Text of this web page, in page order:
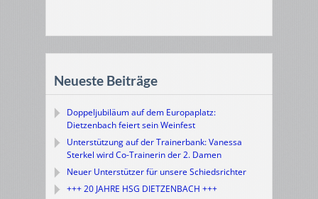
Neueste Beiträge
Doppeljubiläum auf dem Europaplatz:
Dietzenbach feiert sein Weinfest
Unterstützung auf der Trainerbank: Vanessa
Sterkel wird Co-Trainerin der 2. Damen
Neuer Unterstützer für unsere Schiedsrichter
+++ 20 JAHRE HSG DIETZENBACH +++